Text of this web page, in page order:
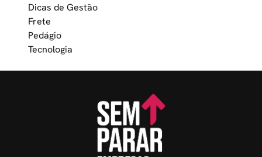
Dicas de Gestão
Frete
Pedágio
Tecnologia